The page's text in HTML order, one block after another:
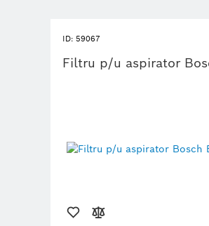
ID: 59067
Filtru p/u aspirator